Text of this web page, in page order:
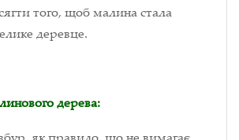
того, щоб малина стала
деревце.
дерева: